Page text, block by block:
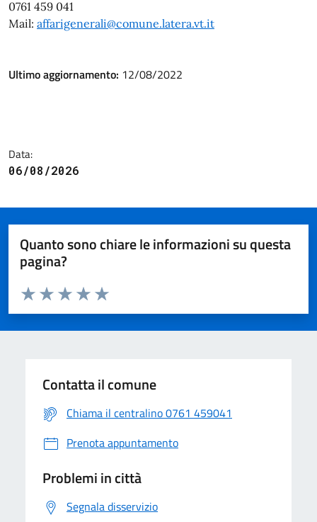
0761 459 041
Mail: affarigenerali@comune.latera.vt.it
Ultimo aggiornamento: 12/08/2022
Data:
06/08/2026
Quanto sono chiare le informazioni su questa
pagina?
Valuta da 1 a 5 stelle la pagina
Valuta 4 stelle su 5
Valuta 3 stelle su 5
Valuta 2 stelle su 5
Valuta 1 stelle su 5
Contatta il comune
Chiama il centralino 0761 459041
Prenota appuntamento
Problemi in città
Segnala disservizio